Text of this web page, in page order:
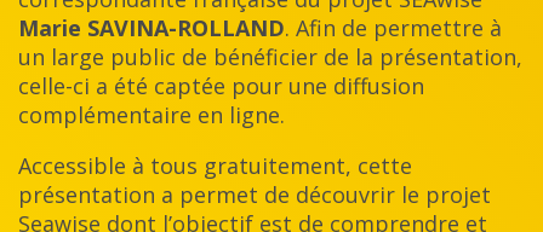
Marie SAVINA-ROLLAND. Afin de permettre à
un large public de bénéficier de la présentation,
celle-ci a été captée pour une diffusion
complémentaire en ligne.
Accessible à tous gratuitement, cette
présentation a permet de découvrir le projet
Seawise dont l’objectif est de comprendre et